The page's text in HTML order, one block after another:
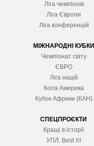
Ліга чемпіонів
Ліга Європи
Ліга конференцій
МІЖНАРОДНІ КУБКИ
Чемпіонат світу
ЄВРО
Ліга націй
Копа Америка
Кубок Африки (КАН)
СПЕЦПРОЄКТИ
Кращі в історії
УПЛ. Best XІ